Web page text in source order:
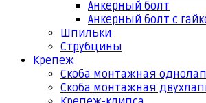
Анкерный болт
Анкерный болт с
Шпильки
Струбцины
Крепеж
Скоба монтажная
Скоба монтажная